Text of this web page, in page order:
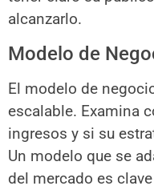
alcanzarlo.
Modelo de
El modelo de
escalable. Examina
ingresos y si su
Un modelo que se
del mercado es